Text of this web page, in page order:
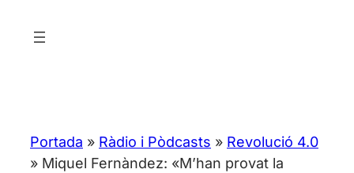
Portada » Ràdio i Pòdcasts » Revolució 4.0
» Miquel Fernàndez: «M’han provat la